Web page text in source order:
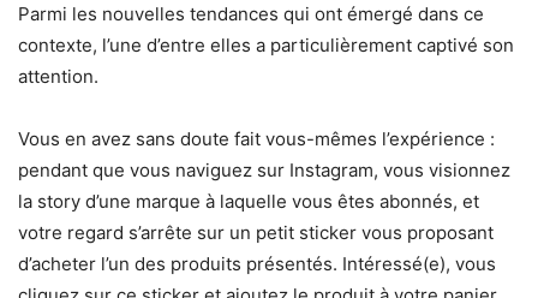
Parmi les nouvelles tendances qui ont émergé dans ce
contexte, l’une d’entre elles a particulièrement captivé son
attention.
Vous en avez sans doute fait vous-mêmes l’expérience :
pendant que vous naviguez sur Instagram, vous visionnez
la story d’une marque à laquelle vous êtes abonnés, et
votre regard s’arrête sur un petit sticker vous proposant
d’acheter l’un des produits présentés. Intéressé(e), vous